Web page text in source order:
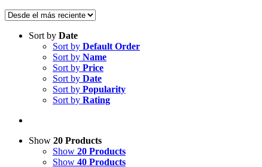
Sort by Date
Sort by Default Order
Sort by Name
Sort by Price
Sort by Date
Sort by Popularity
Sort by Rating
Show 20 Products
Show 20 Products
Show 40 Products